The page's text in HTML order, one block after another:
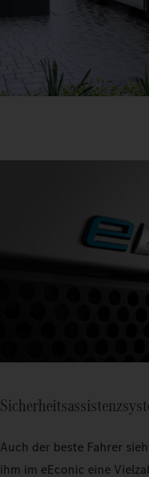
Auch der beste Fahrer
ihm im eEconic eine